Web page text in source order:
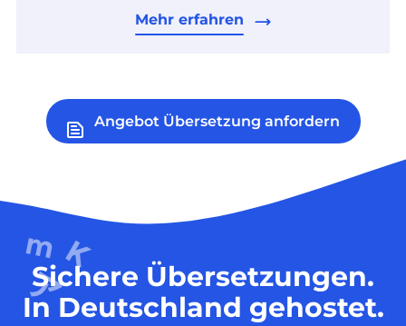
Mehr erfahren
Angebot Übersetzung anfordern
Sichere Übersetzungen.
In Deutschland gehostet.